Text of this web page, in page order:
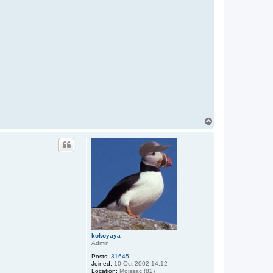
kokoyaya
Admin
Posts: 31645
Joined: 10 Oct 2002 14:12
Location: Moissac (82)